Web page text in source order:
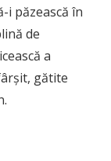
i păzească în
de
a
gătite